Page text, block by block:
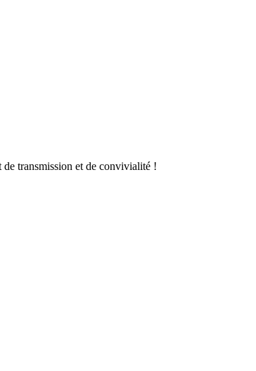
transmission et de convivialité !